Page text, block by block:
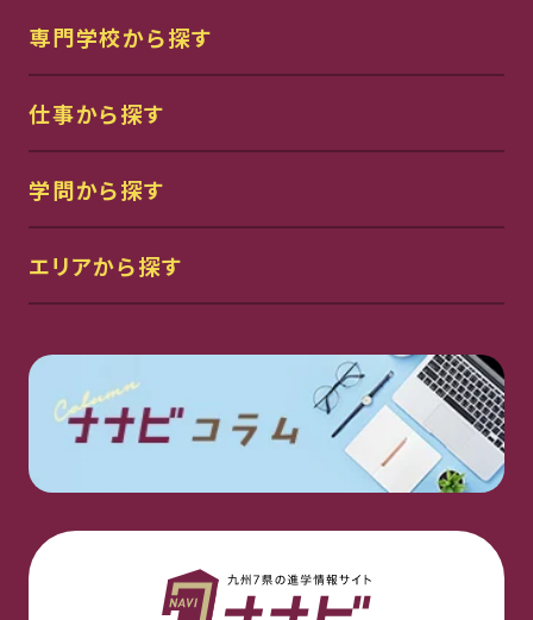
専門学校から探す
仕事から探す
学問から探す
エリアから探す